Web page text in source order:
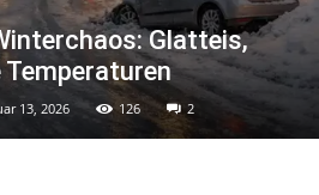
Glatteis,
Temperaturen
13, 2026 126 2